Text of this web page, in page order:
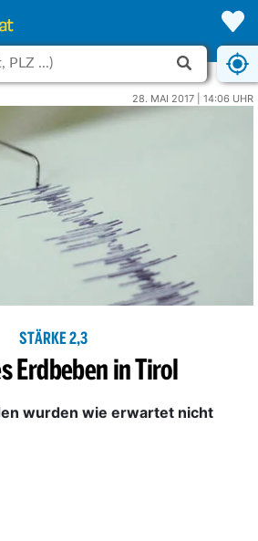
28. MAI 2017 | 14:06 UHR
STÄRKE 2,3
Erdbeben in Tirol
wurden wie erwartet nicht